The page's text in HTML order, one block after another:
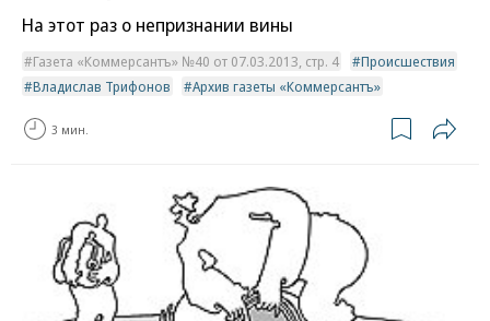
На этот раз о непризнании вины
Газета «Коммерсантъ» №40 от 07.03.2013, стр. 4
Происшествия
Владислав Трифонов
Архив газеты «Коммерсантъ»
3 мин.